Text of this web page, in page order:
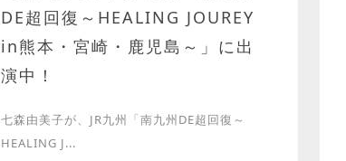
DE超回復～HEALING JOUREY
in熊本・宮崎・鹿児島～」に出
演中！
七森由美子が、JR九州「南九州DE超回復～
HEALING J...